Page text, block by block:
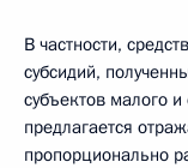
В частности,
субсидий,
субъектов малого
предлагается
пропорционально